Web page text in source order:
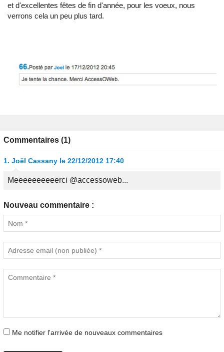
et d'excellentes fêtes de fin d'année, pour les voeux, nous
verrons cela un peu plus tard.
Commentaires (1)
1. Joël Cassany le 22/12/2012 17:40
Meeeeeeeeeerci @accessoweb...
Nouveau commentaire :
Me notifier l'arrivée de nouveaux commentaires